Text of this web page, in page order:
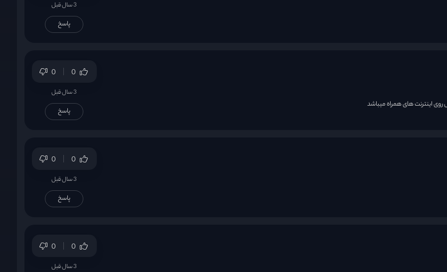
3 سال قبل
پاسخ
اینترنت های همراه میباشد
0 0
3 سال قبل
پاسخ
0 0
3 سال قبل
پاسخ
0 0
3 سال قبل